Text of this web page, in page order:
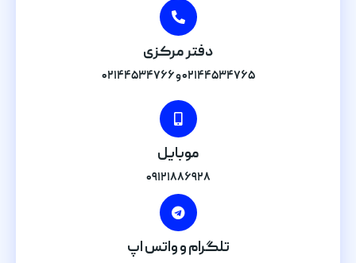
دفتر مرکزی
۰۲۱۴۴۵۳۴۷۶۵ و ۰۲۱۴۴۵۳۴۷۶۶
موبایل
۰۹۱۲۱۸۸۶۹۲۸
تلگرام و واتس اپ